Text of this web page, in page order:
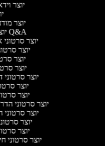
יוצר
יוצר
יוצר סרטוני Q&A
יוצר סרטוני
יוצר
יוצר
יוצר
יוצר סרטוני
יוצר
יוצר
יוצר סרטוני
יוצר סרטוני
יוצר
יוצר
יוצר סרטוני